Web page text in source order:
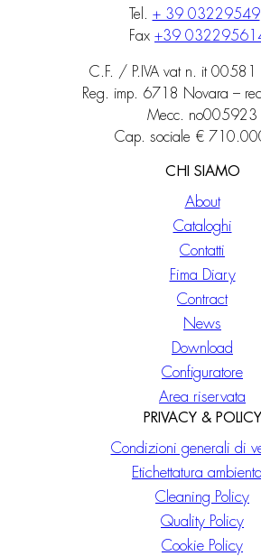
Tel. + 39 03229549
Fax +39
C.F. / P.IVA vat n. it 00581
Reg. imp. 6718 Novara –
Mecc. no005923
Cap. sociale €
CHI SIAMO
About
Cataloghi
Contatti
Fima Diary
Contract
News
Download
Configuratore
Area riservata
PRIVACY & POLICY
Condizioni generali di
Etichettatura
Cleaning Policy
Quality Policy
Cookie Policy